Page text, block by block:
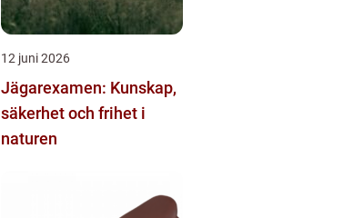
12 juni 2026
Jägarexamen: Kunskap,
säkerhet och frihet i
naturen